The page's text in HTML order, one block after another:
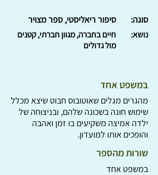
סיפור ריאליסטי, ספר מצויר סוגה:
חיים בחברה, מגוון חברתי, קטנים
מול גדולים
נושא:
במשפט אחד
מהגרים מגלים שאוטובוס חבוט שיצא מכלל
שימוש חונה בשכונה שלהם, ובניצוחה של
ילדה אמיצה משקיעים בו זמן ואהבה
והופכים אותו למועדון.
שורות מהספר
במשפט אחד